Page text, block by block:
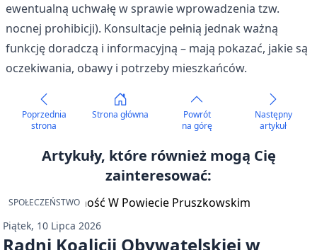
ewentualną uchwałę w sprawie wprowadzenia tzw.
nocnej prohibicji). Konsultacje pełnią jednak ważną
funkcję doradczą i informacyjną – mają pokazać, jakie są
oczekiwania, obawy i potrzeby mieszkańców.
Poprzednia
strona
Strona główna
Powrót
na górę
Następny
artykuł
Artykuły, które również mogą Cię
zainteresować:
SPOŁECZEŃSTWO
Piątek, 10 Lipca 2026
Radni Koalicji Obywatelskiej w